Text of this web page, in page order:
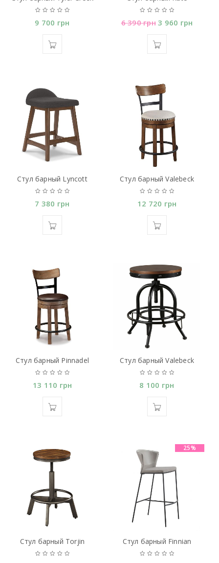
9 700 грн 6 390грн 3 960 грн
Стул барный Lyncott
7 380 грн
Стул барный Valebeck
12 720 грн
Стул барный Pinnadel
13 110 грн
Стул барный Valebeck
8 100 грн
Стул барный Torjin
25%
Стул барный Finnian